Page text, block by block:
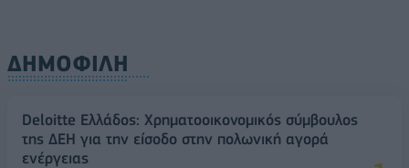
ΔΗΜΟΦΙΛΗ
Deloitte Ελλάδος: Χρηματοοικονομικός σύμβουλος
της ΔΕΗ για την είσοδο στην πολωνική αγορά
ενέργειας